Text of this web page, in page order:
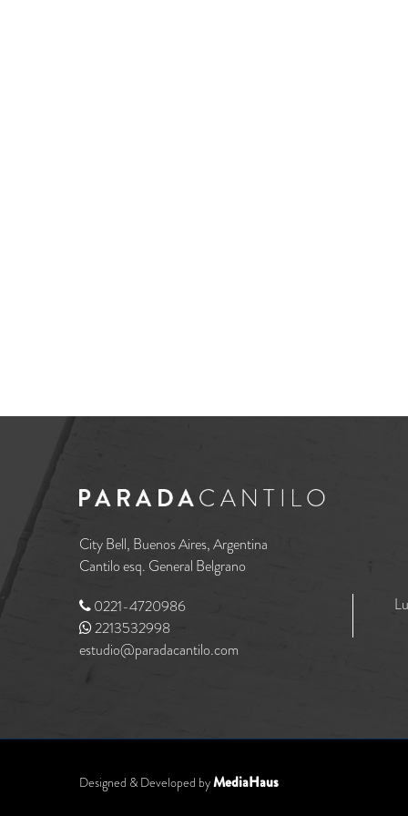
City Bell, Buenos Aires, Argentina
Cantilo esq. General Belgrano
0221-4720986
2213532998
estudio@paradacantilo.com
Designed & Developed byMediaHaus